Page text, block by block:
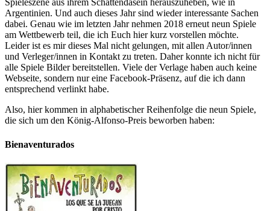
Spieleszene aus ihrem Schattendasein herauszuheben, wie in
Argentinien. Und auch dieses Jahr sind wieder interessante Sachen
dabei. Genau wie im letzten Jahr nehmen 2018 erneut neun Spiele
am Wettbewerb teil, die ich Euch hier kurz vorstellen möchte.
Leider ist es mir dieses Mal nicht gelungen, mit allen Autor/innen
und Verleger/innen in Kontakt zu treten. Daher konnte ich nicht für
alle Spiele Bilder bereitstellen. Viele der Verlage haben auch keine
Webseite, sondern nur eine Facebook-Präsenz, auf die ich dann
entsprechend verlinkt habe.
Also, hier kommen in alphabetischer Reihenfolge die neun Spiele,
die sich um den König-Alfonso-Preis beworben haben:
Bienaventurados